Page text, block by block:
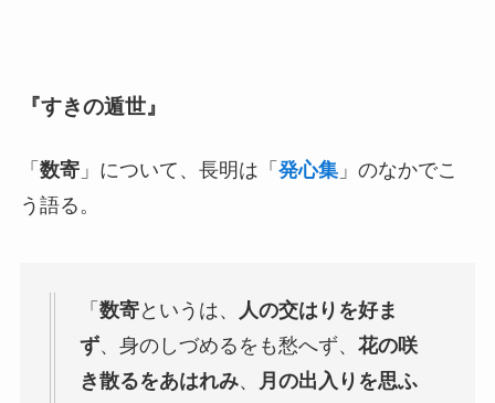
『すきの遁世』
「 数寄」について、長明は「 発心集」のなかでこ
う語る。
「 数寄というは、
人の交はりを好ま
ず、身のしづめるをも愁へず、 花の咲
き散るをあはれみ、
月の出入りを思ふ